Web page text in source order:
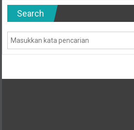
Search